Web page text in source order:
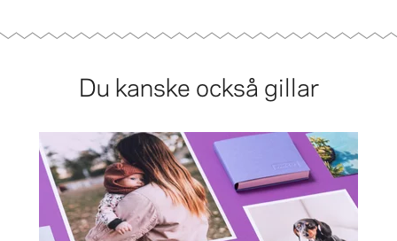
Du kanske också gillar